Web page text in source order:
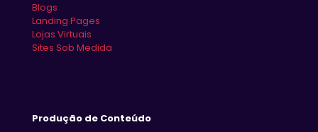
Blogs
Landing Pages
Lojas Virtuais
Sites Sob Medida
Produção de Conteúdo